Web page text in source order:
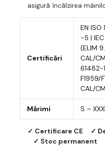
asigură încălzirea
Certificări
EN ISO
-5 |
(ELIM
CAL/
61482-
F1959/
CAL/
Mărimi S –
✓ Certificare CE
✓
✓ Stoc permanent